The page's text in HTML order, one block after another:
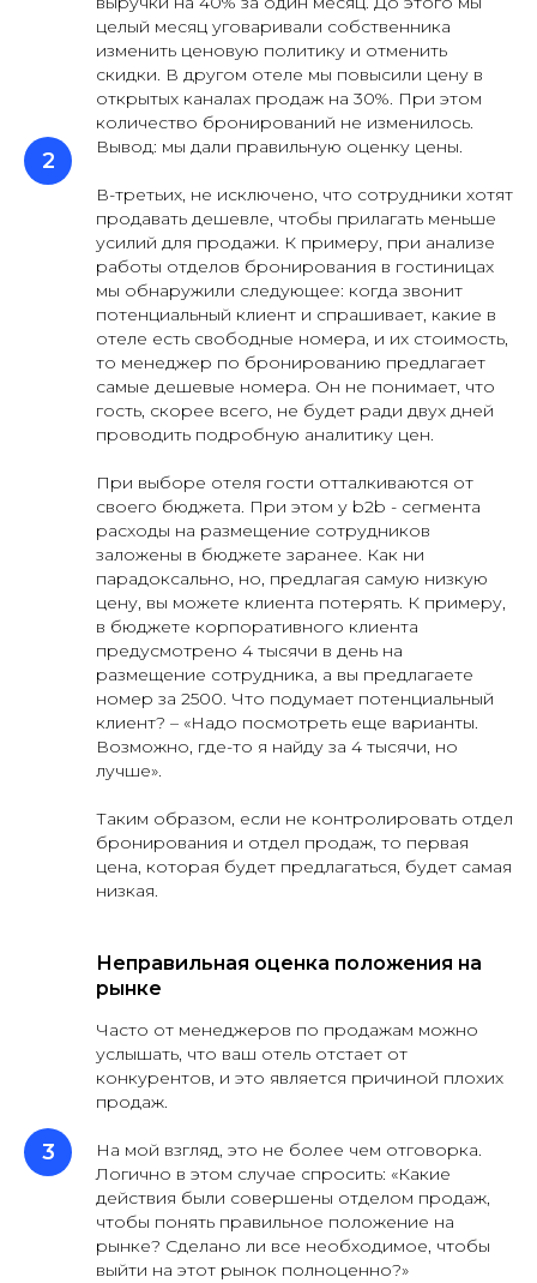
целый месяц уговаривали собственника
изменить ценовую политику и отменить
скидки. В другом отеле мы повысили цену в
открытых каналах продаж на 30%. При этом
количество бронирований не изменилось.
Вывод: мы дали правильную оценку цены.
В-третьих, не исключено, что сотрудники хотят
продавать дешевле, чтобы прилагать меньше
усилий для продажи. К примеру, при анализе
работы отделов бронирования в гостиницах
мы обнаружили следующее: когда звонит
потенциальный клиент и спрашивает, какие в
отеле есть свободные номера, и их стоимость,
то менеджер по бронированию предлагает
самые дешевые номера. Он не понимает, что
гость, скорее всего, не будет ради двух дней
проводить подробную аналитику цен.
При выборе отеля гости отталкиваются от
своего бюджета. При этом у b2b - сегмента
расходы на размещение сотрудников
заложены в бюджете заранее. Как ни
парадоксально, но, предлагая самую низкую
цену, вы можете клиента потерять. К примеру,
в бюджете корпоративного клиента
предусмотрено 4 тысячи в день на
размещение сотрудника, а вы предлагаете
номер за 2500. Что подумает потенциальный
клиент? – «Надо посмотреть еще варианты.
Возможно, где-то я найду за 4 тысячи, но
лучше».
Таким образом, если не контролировать отдел
бронирования и отдел продаж, то первая
цена, которая будет предлагаться, будет самая
низкая.
Неправильная оценка положения на
рынке
Часто от менеджеров по продажам можно
услышать, что ваш отель отстает от
конкурентов, и это является причиной плохих
продаж.
На мой взгляд, это не более чем отговорка.
Логично в этом случае спросить: «Какие
действия были совершены отделом продаж,
чтобы понять правильное положение на
рынке? Сделано ли все необходимое, чтобы
выйти на этот рынок полноценно?»